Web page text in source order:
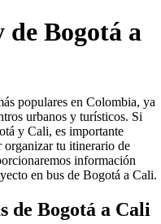
de Bogotá a
populares en Colombia, ya
urbanos y turísticos. Si
y Cali, es importante
organizar tu itinerario de
información
en bus de Bogotá a Cali.
de Bogotá a Cali